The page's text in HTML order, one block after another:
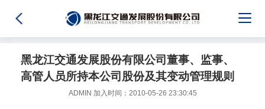
黑龙江交通发展股份有限公司董事、监事、
高管人员所持本公司股份及其变动管理规则
ADMIN 加入时间：2010-05-26 23:30:45